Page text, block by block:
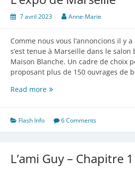
7 avril 2023 Anne-Marie
Comme nous vous l’annoncions il y
s’est tenue à Marseille dans le
Maison Blanche. Un cadre de choix
proposant plus de 150 ouvrages de
Read moreL’expo
Flash Info 6 Comments
L’ami Guy – Chapitre